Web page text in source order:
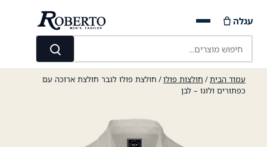
content
חיפוש מוצרים...
חיפוש
עגלה
עמוד הבית/ חולצות פולו/ חולצת פולו לגבר חולצת ארוכה עם
כפתורים ולוגו – לבן